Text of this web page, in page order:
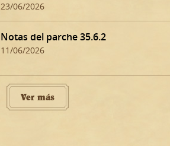
23/06/2026
Notas del parche 35.6.2
11/06/2026
Ver más